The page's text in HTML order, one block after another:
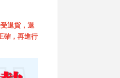
退貨，退
確，再進行